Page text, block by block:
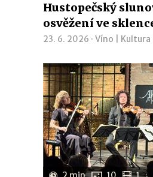
Hustopečský
osvěžení ve
23. 6. 2026 · Víno Kultura